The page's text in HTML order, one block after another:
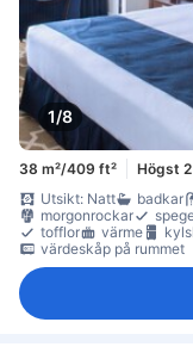
1/8
38 m²/409 ft² Högst
Utsikt: Natt
badkar
morgonrockar
tofflor
värme
värdeskåp på rummet